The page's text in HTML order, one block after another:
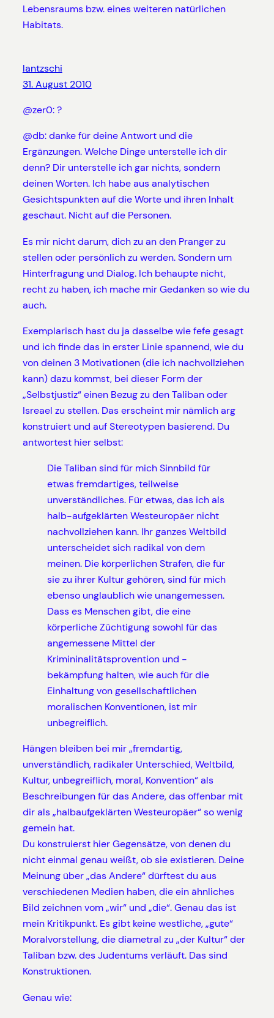
Lebensraums bzw. eines weiteren natürlichen
Habitats.
lantzschi
31. August 2010
@zer0: ?
@db: danke für deine Antwort und die
Ergänzungen. Welche Dinge unterstelle ich dir
denn? Dir unterstelle ich gar nichts, sondern
deinen Worten. Ich habe aus analytischen
Gesichtspunkten auf die Worte und ihren Inhalt
geschaut. Nicht auf die Personen.
Es mir nicht darum, dich zu an den Pranger zu
stellen oder persönlich zu werden. Sondern um
Hinterfragung und Dialog. Ich behaupte nicht,
recht zu haben, ich mache mir Gedanken so wie du
auch.
Exemplarisch hast du ja dasselbe wie fefe gesagt
und ich finde das in erster Linie spannend, wie du
von deinen 3 Motivationen (die ich nachvollziehen
kann) dazu kommst, bei dieser Form der
„Selbstjustiz“ einen Bezug zu den Taliban oder
Isreael zu stellen. Das erscheint mir nämlich arg
konstruiert und auf Stereotypen basierend. Du
antwortest hier selbst:
Die Taliban sind für mich Sinnbild für
etwas fremdartiges, teilweise
unverständliches. Für etwas, das ich als
halb-aufgeklärten Westeuropäer nicht
nachvollziehen kann. Ihr ganzes Weltbild
unterscheidet sich radikal von dem
meinen. Die körperlichen Strafen, die für
sie zu ihrer Kultur gehören, sind für mich
ebenso unglaublich wie unangemessen.
Dass es Menschen gibt, die eine
körperliche Züchtigung sowohl für das
angemessene Mittel der
Krimininalitätsprovention und -
bekämpfung halten, wie auch für die
Einhaltung von gesellschaftlichen
moralischen Konventionen, ist mir
unbegreiflich.
Hängen bleiben bei mir „fremdartig,
unverständlich, radikaler Unterschied, Weltbild,
Kultur, unbegreiflich, moral, Konvention“ als
Beschreibungen für das Andere, das offenbar mit
dir als „halbaufgeklärten Westeuropäer“ so wenig
gemein hat.
Du konstruierst hier Gegensätze, von denen du
nicht einmal genau weißt, ob sie existieren. Deine
Meinung über „das Andere“ dürftest du aus
verschiedenen Medien haben, die ein ähnliches
Bild zeichnen vom „wir“ und „die“. Genau das ist
mein Kritikpunkt. Es gibt keine westliche, „gute“
Moralvorstellung, die diametral zu „der Kultur“ der
Taliban bzw. des Judentums verläuft. Das sind
Konstruktionen.
Genau wie: